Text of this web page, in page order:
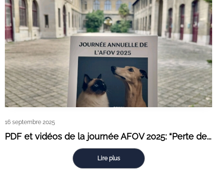
16 septembre 2025
PDF et vidéos de la journée AFOV 2025: “Perte de...
Lire plus